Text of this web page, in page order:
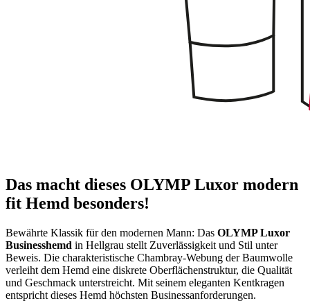
Das macht dieses OLYMP Luxor modern
fit Hemd besonders!
Bewährte Klassik für den modernen Mann: Das OLYMP Luxor
Businesshemd in Hellgrau stellt Zuverlässigkeit und Stil unter
Beweis. Die charakteristische Chambray-Webung der Baumwolle
verleiht dem Hemd eine diskrete Oberflächenstruktur, die Qualität
und Geschmack unterstreicht. Mit seinem eleganten Kentkragen
entspricht dieses Hemd höchsten Businessanforderungen.